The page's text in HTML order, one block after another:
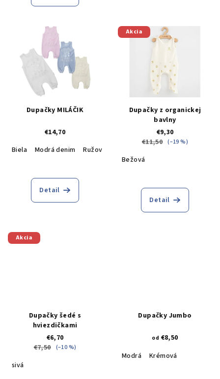
Dupačky MILÁČIK
€14,70
Biela
Modrá denim Ružová
Detail
Akcia
Dupačky z organickej
bavlny
€9,30
€11,50 (–19 %)
Bežová
Detail
Akcia
Dupačky šedé s
hviezdičkami
€6,70
€7,50
(–10 %)
sivá
Dupačky Jumbo
od €8,50
Modrá
Krémová